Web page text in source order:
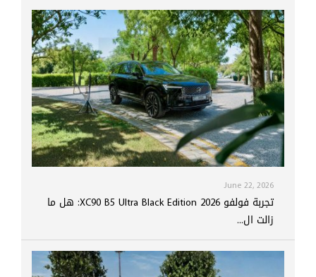
June 22, 2026
تجربة فولفو XC90 B5 Ultra Black Edition 2026: هل ما
زالت ال...